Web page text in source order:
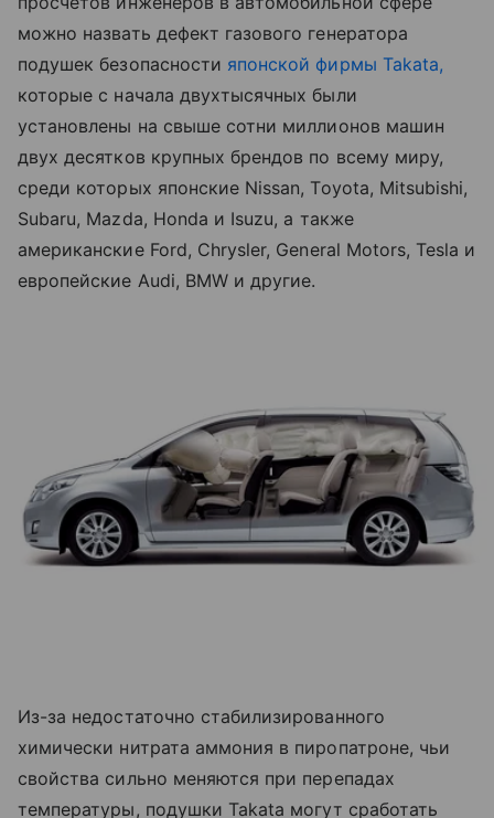
можно назвать дефект газового генератора
подушек безопасности японской фирмы Takata,
которые с начала двухтысячных были
установлены на свыше сотни миллионов машин
двух десятков крупных брендов по всему миру,
среди которых японские Nissan, Toyota, Mitsubishi,
Subaru, Mazda, Honda и Isuzu, а также
американские Ford, Chrysler, General Motors, Tesla и
европейские Audi, BMW и другие.
Из-за недостаточно стабилизированного
химически нитрата аммония в пиропатроне, чьи
свойства сильно меняются при перепадах
температуры, подушки Takata могут сработать